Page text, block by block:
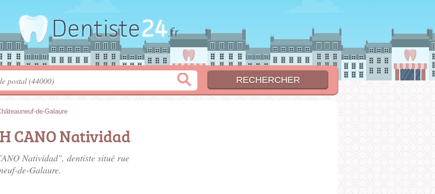
de-Galaure
CANO Natividad
Natividad", dentiste situé rue
de-Galaure.